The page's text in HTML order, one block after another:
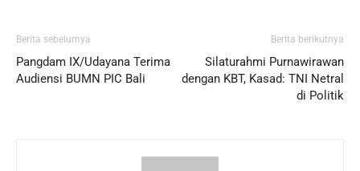
Berita sebelumya
Pangdam IX/Udayana Terima
Audiensi BUMN PIC Bali
Berita berikutnya
Silaturahmi Purnawirawan
dengan KBT, Kasad: TNI Netral
di Politik